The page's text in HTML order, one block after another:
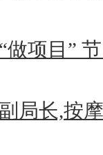
做项目”
局长,按